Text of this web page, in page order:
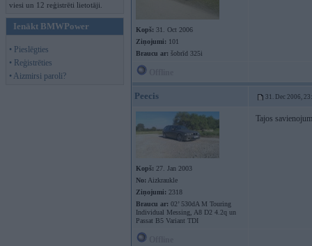
viesi un 12 reģistrēti lietotāji.
Ienākt BMWPower
• Pieslēgties
• Reģistrēties
• Aizmirsi paroli?
Kopš: 31. Oct 2006
Ziņojumi: 101
Braucu ar: šobrīd 325i
Peecis 31. Dec 2006,
Kopš: 27. Jan 2003
No: Aizkraukle
Ziņojumi: 2318
Braucu ar: 02’ 530dA M Touring
Individual Messing, A8 D2 4.2q un
Passat B5 Variant TDI
Tajos